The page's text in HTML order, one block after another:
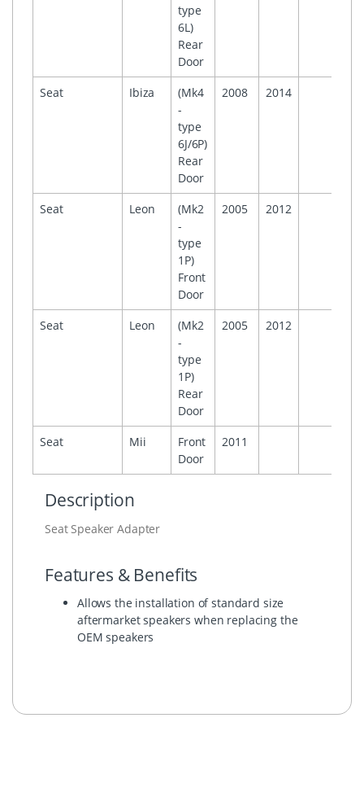
type
6L)
Rear
Door
Seat
Ibiza
(Mk4
-
type
6J/6P)
Rear
Door
2008 2014
Seat Leon
(Mk2
-
type
1P)
Front
Door
2005 2012
Seat Leon
(Mk2
-
type
1P)
Rear
Door
2005 2012
Seat Mii
Front
Door
2011
Description
Seat Speaker Adapter
Features & Benefits
Allows the installation of standard size
aftermarket speakers when replacing the
OEM speakers